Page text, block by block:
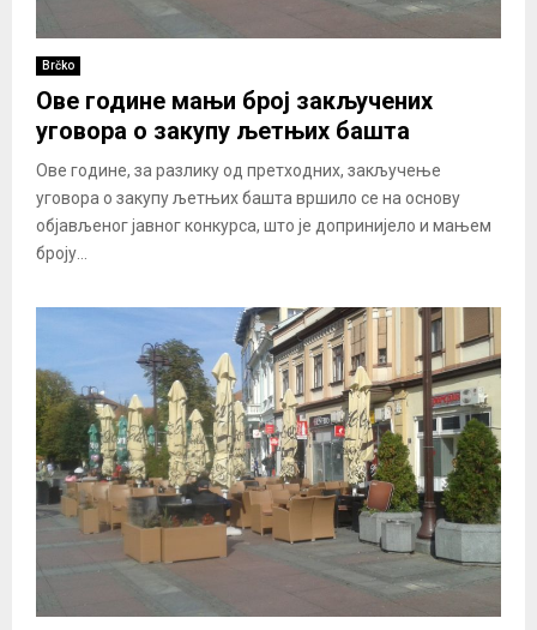
Brčko
Ове године мањи број закључених
уговора о закупу љетњих башта
Ове године, за разлику од претходних, закључење
уговора о закупу љетњих башта вршило се на основу
објављеног јавног конкурса, што је допринијело и мањем
броју...